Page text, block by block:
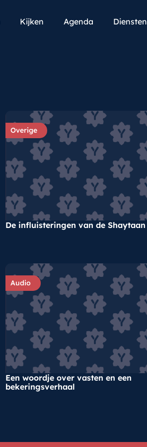
Kijken Agenda Diensten
Overige
De influisteringen van de Shaytaan
Audio
Een woordje over vasten en een
bekeringsverhaal